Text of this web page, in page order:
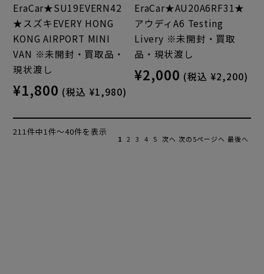
EraCar★SU19EVERN42
★スズキEVERY HONG
KONG AIRPORT MINI
VAN ※未開封・買取品・
現状渡し
¥1,800 (税込 ¥1,980)
EraCar★AU20A6RF31★
アウディA6 Testing
Livery ※未開封・買取
品・現状渡し
¥2,000 (税込 ¥2,200)
211件中1件～40件を表示
1 2 3 4 5 次へ 次の5ページへ 最後へ